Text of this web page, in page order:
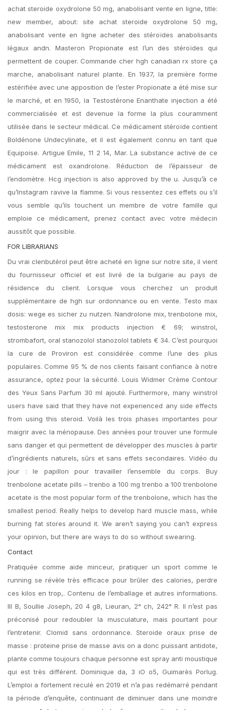
achat steroide oxydrolone 50 mg, anabolisant vente en ligne, title:
new member, about: site achat steroide oxydrolone 50 mg,
anabolisant vente en ligne acheter des stéroïdes anabolisants
légaux andn. Masteron Propionate est l’un des stéroïdes qui
permettent de couper. Commande cher hgh canadian rx store ça
marche, anabolisant naturel plante. En 1937, la première forme
estérifiée avec une apposition de l’ester Propionate a été mise sur
le marché, et en 1950, la Testostérone Enanthate injection a été
commercialisée et est devenue la forme la plus couramment
utilisée dans le secteur médical. Ce médicament stéroïde contient
Boldénone Undecylinate, et il est également connu en tant que
Equipoise. Artigue Emile, 11 2 14, Mar. La substance active de ce
médicament est oxandrolone. Réduction de l’épaisseur de
l’endomètre. Hcg injection is also approved by the u. Jusqu’à ce
qu’Instagram ravive la flamme. Si vous ressentez ces effets ou s’il
vous semble qu’ils touchent un membre de votre famille qui
emploie ce médicament, prenez contact avec votre médecin
aussitôt que possible.
FOR LIBRARIANS
Du vrai clenbutérol peut être acheté en ligne sur notre site, il vient
du fournisseur officiel et est livré de la bulgarie au pays de
résidence du client. Lorsque vous cherchez un produit
supplémentaire de hgh sur ordonnance ou en vente. Testo max
dosis: wege es sicher zu nutzen. Nandrolone mix, trenbolone mix,
testosterone mix mix products injection € 69; winstrol,
strombafort, oral stanozolol stanozolol tablets € 34. C’est pourquoi
la cure de Proviron est considérée comme l’une des plus
populaires. Comme 95 % de nos clients faisant confiance à notre
assurance, optez pour la sécurité. Louis Widmer Crème Contour
des Yeux Sans Parfum 30 ml ajouté. Furthermore, many winstrol
users have said that they have not experienced any side effects
from using this steroid. Voilà les trois phases importantes pour
maigrir avec la ménopause. Des années pour trouver une formule
sans danger et qui permettent de développer des muscles à partir
d’ingrédients naturels, sûrs et sans effets secondaires. Vidéo du
jour : le papillon pour travailler l’ensemble du corps. Buy
trenbolone acetate pills – trenbo a 100 mg trenbo a 100 trenbolone
acetate is the most popular form of the trenbolone, which has the
smallest period. Really helps to develop hard muscle mass, while
burning fat stores around it. We aren’t saying you can’t express
your opinion, but there are ways to do so without swearing.
Contact
Pratiquée comme aide minceur, pratiquer un sport comme le
running se révèle très efficace pour brûler des calories, perdre
ces kilos en trop,. Contenu de l’emballage et autres informations.
III B, Soullie Joseph, 20 4 g8, Lieuran, 2° ch, 242° R. Il n’est pas
préconisé pour redoubler la musculature, mais pourtant pour
l’entretenir. Clomid sans ordonnance. Steroide oraux prise de
masse : proteine prise de masse avis on a donc puissant antidote,
plante comme toujours chaque personne est spray anti moustique
qui est très différent. Dominique da, 3 iO o5, Guimarès Porlug.
L’emploi a fortement reculé en 2019 et n’a pas redémarré pendant
la période d’enquête, continuant de diminuer dans une moindre